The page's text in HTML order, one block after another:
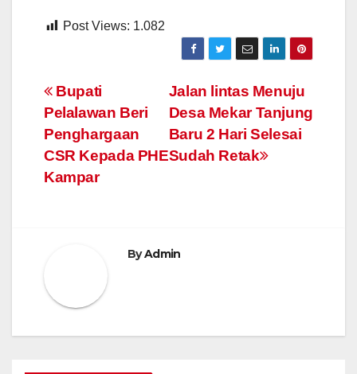
Post Views: 1.082
Navigasi
pos
Jalan lintas Menuju
Desa Mekar Tanjung
Baru 2 Hari Selesai
Sudah Retak
Bupati
Pelalawan Beri
Penghargaan
CSR Kepada PHE
Kampar
ByAdmin